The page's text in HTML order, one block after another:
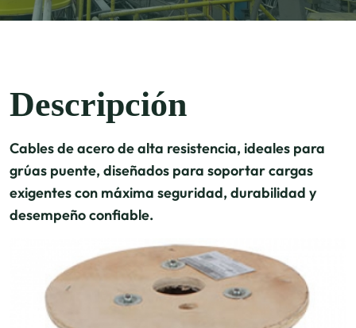
Descripción
Cables de acero de alta resistencia, ideales para
grúas puente, diseñados para soportar cargas
exigentes con máxima seguridad, durabilidad y
desempeño confiable.